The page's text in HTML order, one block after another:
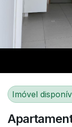
Imóvel